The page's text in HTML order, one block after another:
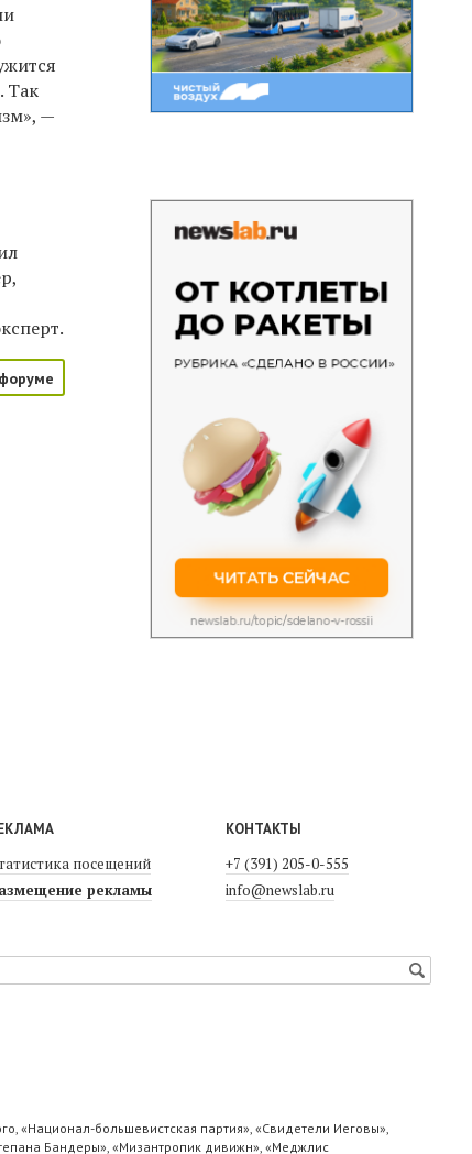
Так
—
посещений
рекламы
КОНТАКТЫ
+7 (391) 205-0-555
info@newslab.ru
«Национал-большевистская партия», «Свидетели Иеговы»,
Бандеры», «Мизантропик дивижн», «Меджлис